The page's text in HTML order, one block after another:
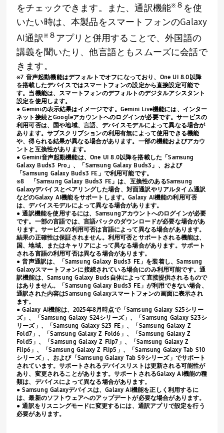
をチェックできます。また、通訳機能※８ を使
いたい時は、本製品をスマートフォンのGalaxy
AI通訳※８ アプリと併用することで、外国語の
講義を聞いたり、他言語ともスムーズに会話で
きます。
※7 音声起動機能はデフォルトでオフになっており、 One UI 8.0以降
を搭載したデバイスではスマートフォンの設定から直接設定可能で
す。当機能は、スマートフォンのデフォルトのデジタルアシスタント
設定を使用します。
● Geminiの表示結果はイメージです。 Gemini Live機能には、インター
ネット接続とGoogleアカウントへのログインが必要です。サービスの
利用可否は、国や地域、言語、デバイスモデルによって異なる場合が
あります。サブスクリプションの利用有無によって使用できる機能
や、得られる結果が異なる場合があります。一部の機能およびアカウ
ントと互換性があります。
● Gemini音声起動機能は、 One UI 8.0以降を搭載した「Samsung
Galaxy Buds3 Pro」、「 Samsung Galaxy Buds3」、および
「Samsung Galaxy Buds3 FE」で利用可能です。
※8 「 Samsung Galaxy Buds3 FE」は、互換性のあるSamsung
Galaxyデバイスとペアリングした場合、対面通訳やリアルタイム通訳
などのGalaxy AI機能をサポートします。Galaxy AI 機能の利用可否
は、デバイスモデルによって異なる場合があります。
● 通訳機能を使用するには、 Samsungアカウントへのログインが必要
です。一部の言語では、言語パックのダウンロードが必要な場合があ
ります。サービスの利用可否は言語によって異なる場合があります。
結果の正確性は保証されません。利用可否とサポートされる機能は、
国、地域、またはキャリアによって異なる場合があります。サポート
される言語の利用可否は異なる場合があります。
● 音声通訳は、「 Samsung Galaxy Buds3 FE」を装着し、Samsung
Galaxyスマートフォンに接続されている場合にのみ利用可能です。通
訳機能は、 Samsung Galaxy Buds 自体によって直接提供されるもので
はありません。「Samsung Galaxy Buds3 FE」が利用できない場合、
通訳された内容はSamsung Galaxyスマートフォンの画面に表示され
ます。
● Galaxy AI機能は、 2025年8月時点で「 Samsung Galaxy S25シリー
ズ」、「 Samsung Galaxy S24シリーズ」、「Samsung Galaxy S23シ
リーズ」、「Samsung Galaxy S23 FE 」、「 Samsung Galaxy Z
Fold7」、「Samsung Galaxy Z Fold6 」、「Samsung Galaxy Z
Fold5 」、「Samsung Galaxy Z Flip7 」、「Samsung Galaxy Z
Flip6」、「Samsung Galaxy Z Flip5 」、「Samsung Galaxy Tab S10
シリーズ」、および「 Samsung Galaxy Tab S9シリーズ」でサポート
されています。サポートされるデバイスリストは更新される可能性が
あり、変更されることがあります。サポートされるGalaxy AI 機能の種
類は、デバイスによって異なる場合があります。
● Samsung Galaxyデバイスは、Galaxy AI 機能を正しく利用するに
は、最新のソフトウェアへのアップデートが必要な場合があります。
● 通訳をリスニングモードに変更するには、通訳アプリで設定を行う
必要があります。